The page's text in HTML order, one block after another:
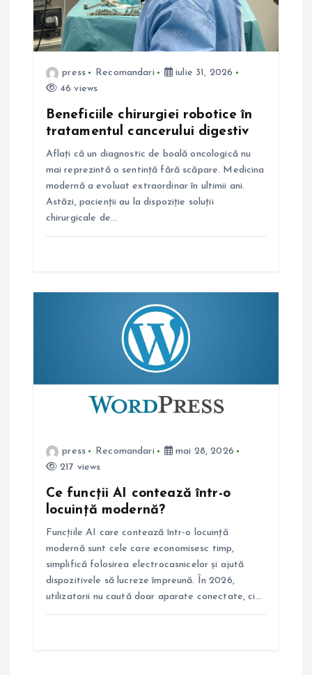
n
a
e
press Recomandari
iulie 31, 2026
46 views
Beneficiile chirurgiei robotice în
tratamentul cancerului digestiv
Aflați că un diagnostic de boală oncologică nu
mai reprezintă o sentință fără scăpare. Medicina
modernă a evoluat extraordinar în ultimii ani.
Astăzi, pacienții au la dispoziție soluții
chirurgicale de…
press Recomandari
mai 28, 2026
217 views
Ce funcții AI contează într-o
locuință modernă?
Funcțiile AI care contează într-o locuință
modernă sunt cele care economisesc timp,
simplifică folosirea electrocasnicelor și ajută
dispozitivele să lucreze împreună. În 2026,
utilizatorii nu caută doar aparate conectate, ci…